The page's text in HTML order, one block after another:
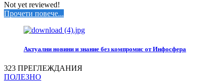
Not yet reviewed!
Прочети повече...
Актуални новини и знание без компромис от Инфосфера
323 ПРЕГЛЕЖДАНИЯ
ПОЛЕЗНО